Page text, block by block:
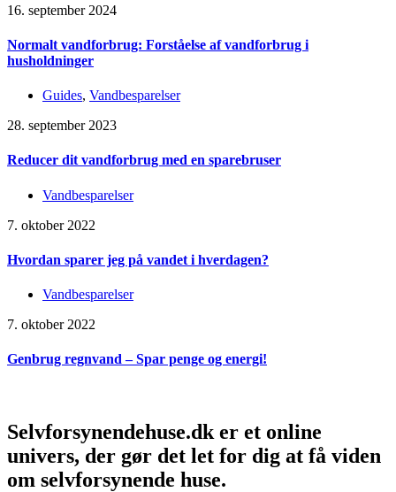
16. september 2024
Normalt vandforbrug: Forståelse af vandforbrug i
husholdninger
Guides, Vandbesparelser
28. september 2023
Reducer dit vandforbrug med en sparebruser
Vandbesparelser
7. oktober 2022
Hvordan sparer jeg på vandet i hverdagen?
Vandbesparelser
7. oktober 2022
Genbrug regnvand – Spar penge og energi!
Selvforsynendehuse.dk er et online
univers, der gør det let for dig at få viden
om selvforsynende huse.